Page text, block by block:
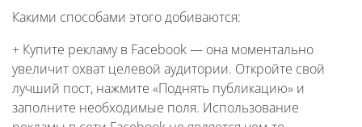
Какими способами этого добиваются:
+ Купите рекламу в Facebook — она моментально
увеличит охват целевой аудитории. Откройте свой
лучший пост, нажмите «Поднять публикацию» и
заполните необходимые поля. Использование